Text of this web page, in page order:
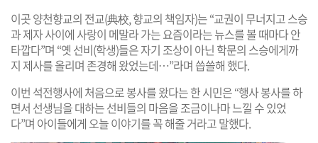
이곳 양천향교의 전교(典校, 향교의 책임자)는 “교권이 무너지고 스승
과 제자 사이에 사랑이 메말라 가는 요즘이라는 뉴스를 볼 때마다 안
타깝다”며 “옛 선비(학생)들은 자기 조상이 아닌 학문의 스승에게까
지 제사를 올리며 존경해 왔었는데…”라며 씁쓸해 했다.
이번 석전행사에 처음으로 봉사를 왔다는 한 시민은 “행사 봉사를 하
면서 선생님을 대하는 선비들의 마음을 조금이나마 느낄 수 있었
다”며 아이들에게 오늘 이야기를 꼭 해줄 거라고 말했다.